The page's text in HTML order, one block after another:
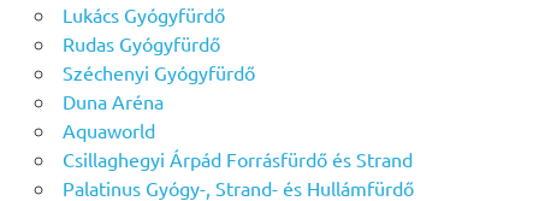
Lukács Gyógyfürdő
Rudas Gyógyfürdő
Széchenyi Gyógyfürdő
Duna Aréna
Aquaworld
Csillaghegyi Árpád Forrásfürdő és Strand
Palatinus Gyógy-, Strand- és Hullámfürdő